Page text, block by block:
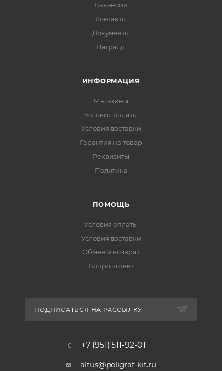
Вакансии
Контакты
Документы
Награды
ИНФОРМАЦИЯ
Магазины
Условия оплаты
Условия доставки
Гарантия на товар
Реквизиты
Политика
ПОМОЩЬ
Условия оплаты
Условия доставки
Обмен и возврат
Вопрос-ответ
ПОДПИСАТЬСЯ НА РАССЫЛКУ
+7 (951) 511-92-01
altus@poligraf-kit.ru